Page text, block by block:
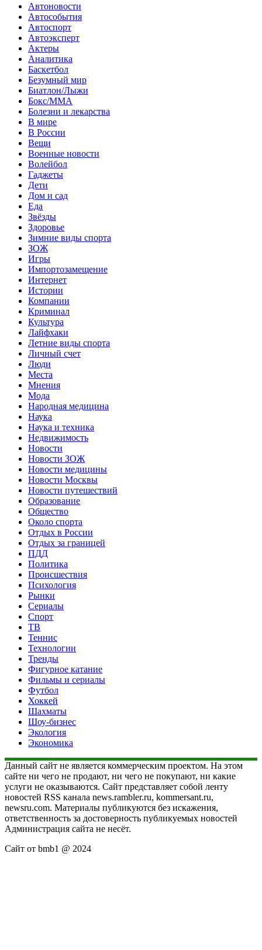
Автоновости
Автособытия
Автоспорт
Автоэксперт
Актеры
Аналитика
Баскетбол
Безумный мир
Биатлон/Лыжи
Бокс/MMA
Болезни и лекарства
В мире
В России
Вещи
Военные новости
Волейбол
Гаджеты
Дети
Дом и сад
Еда
Звёзды
Здоровье
Зимние виды спорта
ЗОЖ
Игры
Импортозамещение
Интернет
Истории
Компании
Криминал
Культура
Лайфхаки
Летние виды спорта
Личный счет
Люди
Места
Мнения
Мода
Народная медицина
Наука
Наука и техника
Недвижимость
Новости
Новости ЗОЖ
Новости медицины
Новости Москвы
Новости путешествий
Образование
Общество
Около спорта
Отдых в России
Отдых за границей
ПДД
Политика
Происшествия
Психология
Рынки
Сериалы
Спорт
ТВ
Теннис
Технологии
Тренды
Фигурное катание
Фильмы и сериалы
Футбол
Хоккей
Шахматы
Шоу-бизнес
Экология
Экономика
Данный сайт не является коммерческим проектом. На этом
сайте ни чего не продают, ни чего не покупают, ни какие
услуги не оказываются. Сайт представляет собой ленту
новостей RSS канала news.rambler.ru, kommersant.ru,
newsru.com. Материалы публикуются без искажения,
ответственность за достоверность публикуемых новостей
Администрация сайта не несёт.
Сайт от bmb1 @ 2024